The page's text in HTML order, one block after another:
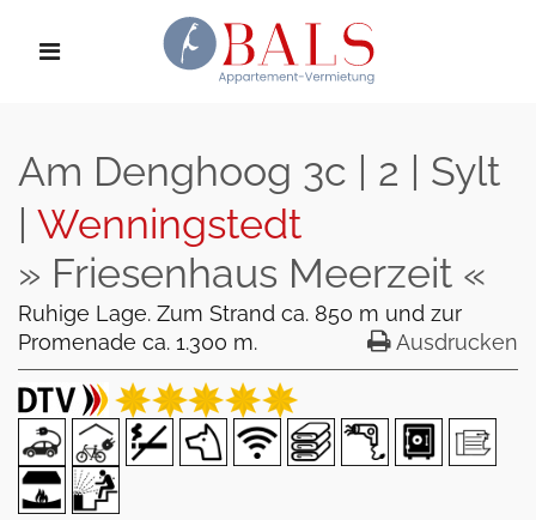
Am Denghoog 3c | 2 | Sylt
Wenningstedt
» Friesenhaus Meerzeit «
Ruhige Lage. Zum Strand ca. 850 m und zur
Promenade ca. 1.300 m.
Ausdrucken